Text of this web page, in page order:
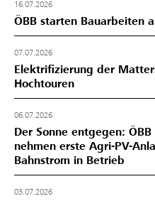
16.07.2026
ÖBB starten Bauarbeiten
07.07.2026
Elektrifizierung der
Hochtouren
06.07.2026
Der Sonne entgegen:
nehmen erste Agri-PV-
Bahnstrom in Betrieb
03.07.2026